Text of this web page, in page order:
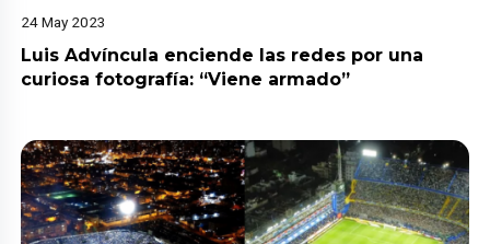
24 May 2023
Luis Advíncula enciende las redes por una
curiosa fotografía: “Viene armado”